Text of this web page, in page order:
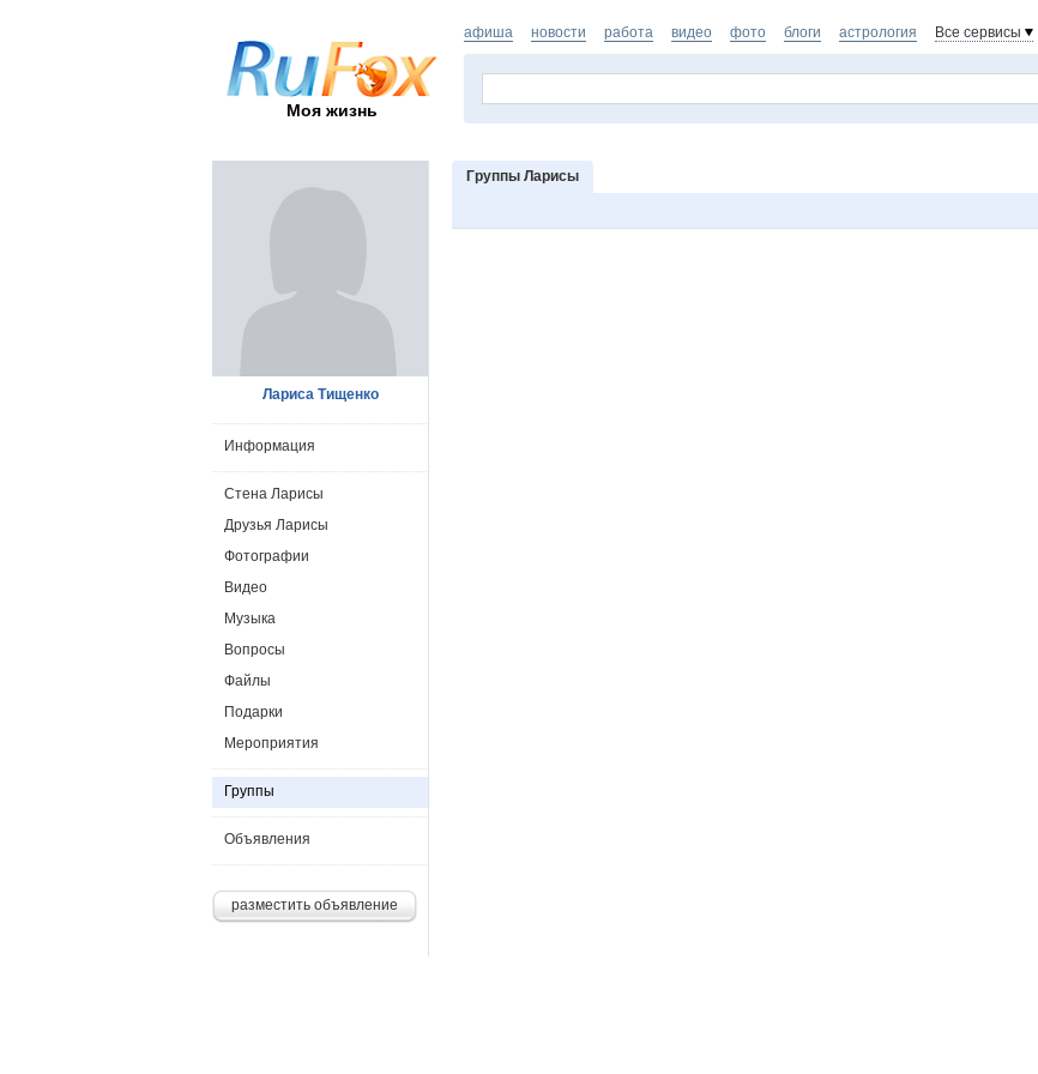
Моя жизнь
афиша новости работа видео фото блоги астрология Все сервисы
Группы Ларисы
Лариса Тищенко
Информация
Стена Ларисы
Друзья Ларисы
Фотографии
Видео
Музыка
Вопросы
Файлы
Подарки
Мероприятия
Группы
Объявления
разместить объявление